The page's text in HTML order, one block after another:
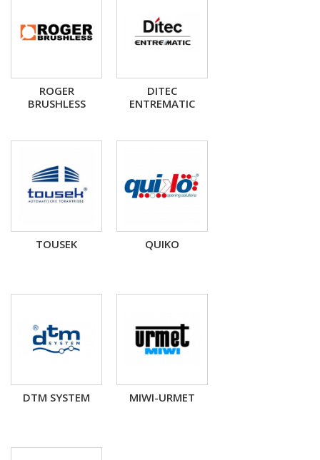
ROGER
BRUSHLESS
DITEC
ENTREMATIC
TOUSEK QUIKO
DTM SYSTEM MIWI-URMET